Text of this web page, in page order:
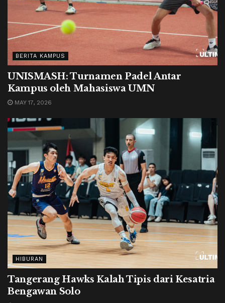
BERITA KAMPUS
UNISMASH: Turnamen Padel Antar
Kampus oleh Mahasiswa UMN
MAY 17, 2026
HIBURAN
Tangerang Hawks Kalah Tipis dari Kesatria
Bengawan Solo